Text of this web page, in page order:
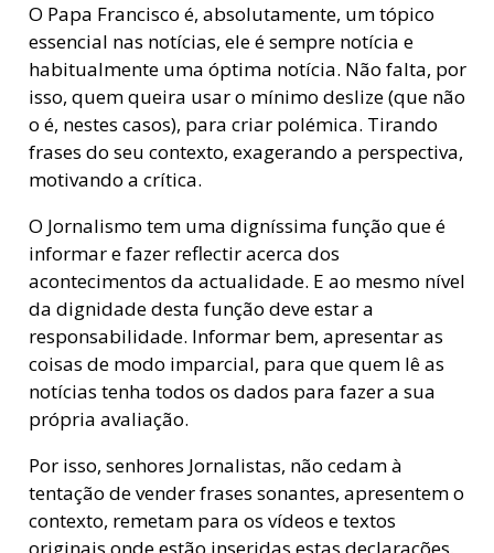
O Papa Francisco é, absolutamente, um tópico
essencial nas notícias, ele é sempre notícia e
habitualmente uma óptima notícia. Não falta, por
isso, quem queira usar o mínimo deslize (que não
o é, nestes casos), para criar polémica. Tirando
frases do seu contexto, exagerando a perspectiva,
motivando a crítica.
O Jornalismo tem uma digníssima função que é
informar e fazer reflectir acerca dos
acontecimentos da actualidade. E ao mesmo nível
da dignidade desta função deve estar a
responsabilidade. Informar bem, apresentar as
coisas de modo imparcial, para que quem lê as
notícias tenha todos os dados para fazer a sua
própria avaliação.
Por isso, senhores Jornalistas, não cedam à
tentação de vender frases sonantes, apresentem o
contexto, remetam para os vídeos e textos